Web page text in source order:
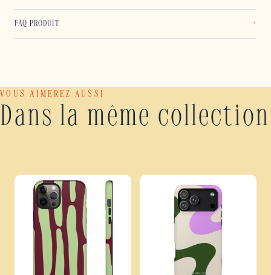
FAQ PRODUIT
VOUS AIMEREZ AUSSI
Dans la même collection